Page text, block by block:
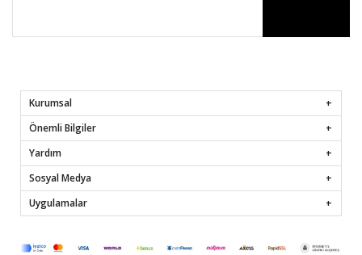
Kurumsal
Önemli Bilgiler
Yardım
Sosyal Medya
Uygulamalar